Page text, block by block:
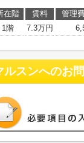
在階 賃料 管理
1階
7.3万円
ルスンへのお